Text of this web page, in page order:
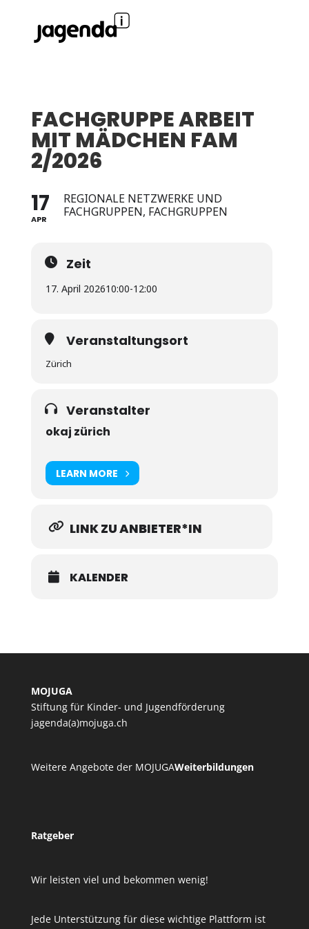
FACHGRUPPE ARBEIT
MIT MÄDCHEN FAM
2/2026
17
APR
REGIONALE NETZWERKE UND
FACHGRUPPEN, FACHGRUPPEN
Zeit
17. April 202610:00-12:00
Veranstaltungsort
Zürich
Veranstalter
okaj zürich
LEARN MORE
LINK ZU ANBIETER*IN
KALENDER
MOJUGA
Stiftung für Kinder- und Jugendförderung
jagenda(a)mojuga.ch
Weitere Angebote der MOJUGAWeiterbildungen
Ratgeber
Wir leisten viel und bekommen wenig!
Jede Unterstützung für diese wichtige Plattform ist